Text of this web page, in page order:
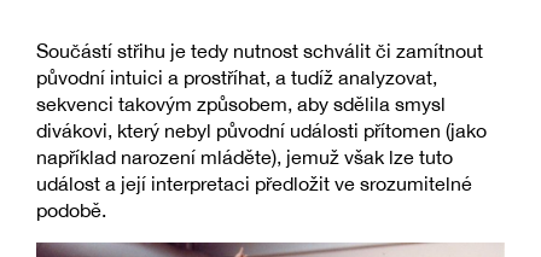
Součástí střihu je tedy nutnost schválit či zamítnout
původní intuici a prostříhat, a tudíž analyzovat,
sekvenci takovým způsobem, aby sdělila smysl
divákovi, který nebyl původní události přítomen (jako
například narození mláděte), jemuž však lze tuto
událost a její interpretaci předložit ve srozumitelné
podobě.